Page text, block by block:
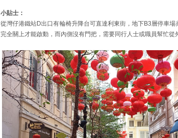
小貼士：
從灣仔港鐵站D出口有輪椅升降台可直達利東街，地下B3層停車
完全關上才能啟動，而內側沒有門把，需要同行人士或職員幫忙從